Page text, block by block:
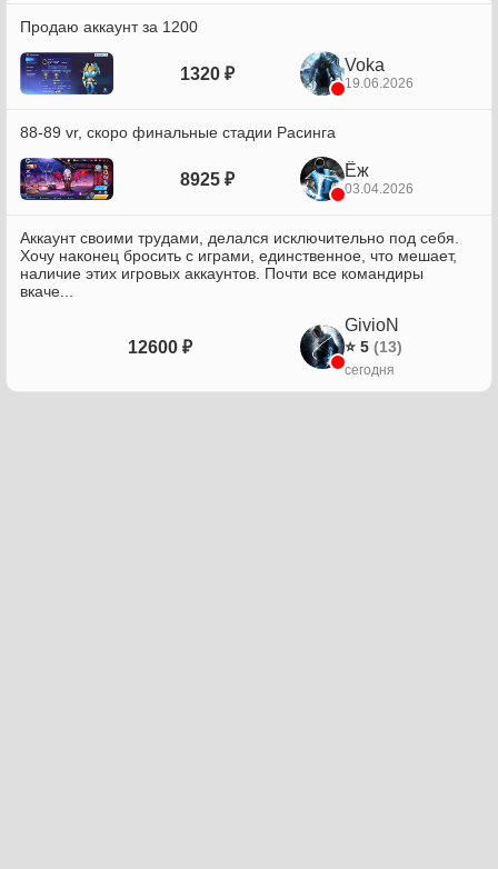
Продаю аккаунт за 1200
1320 ₽ Voka
19.06.2026
88-89 vr, скоро финальные стадии Расинга
8925 ₽ Ёж
03.04.2026
Аккаунт своими трудами, делался исключительно под себя.
Хочу наконец бросить с играми, единственное, что мешает,
наличие этих игровых аккаунтов. Почти все командиры
вкаче...
12600 ₽
GivioN
⭐ 5 (13)
сегодня